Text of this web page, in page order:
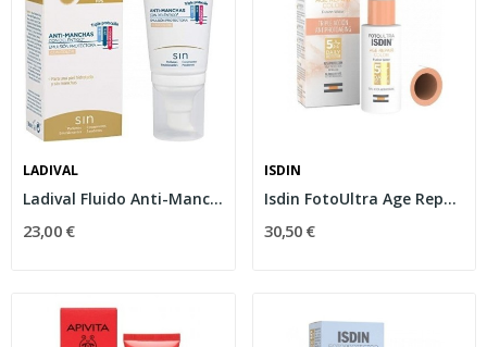
LADIVAL
Ladival Fluido Anti-Manchas con color SPF50+ 50ml
23,00 €
ISDIN
Isdin FotoUltra Age Repair Color SPF50 50ml
30,50 €